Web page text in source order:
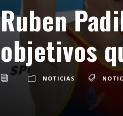
Ruben
objetivos
NOTICIAS